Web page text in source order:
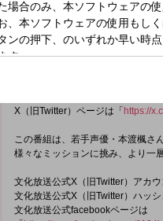
番組名
本渡楓と天津飯大郎の
番組メールフォーム：
X（旧Twitter）ページは「 https://
この番組は、若手声優・本渡楓さ
様々なミッションに挑み、より一
文化放送公式X（旧Twitter）アカウ
文化放送公式X（旧Twitter）ハッシ
文化放送公式facebookページは